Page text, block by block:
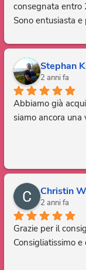
consegnata entro
Sono entusiasta
Stephan
2 anni fa
Abbiamo già
siamo ancora
Christin
2 anni fa
Grazie per il
Consigliatissimo